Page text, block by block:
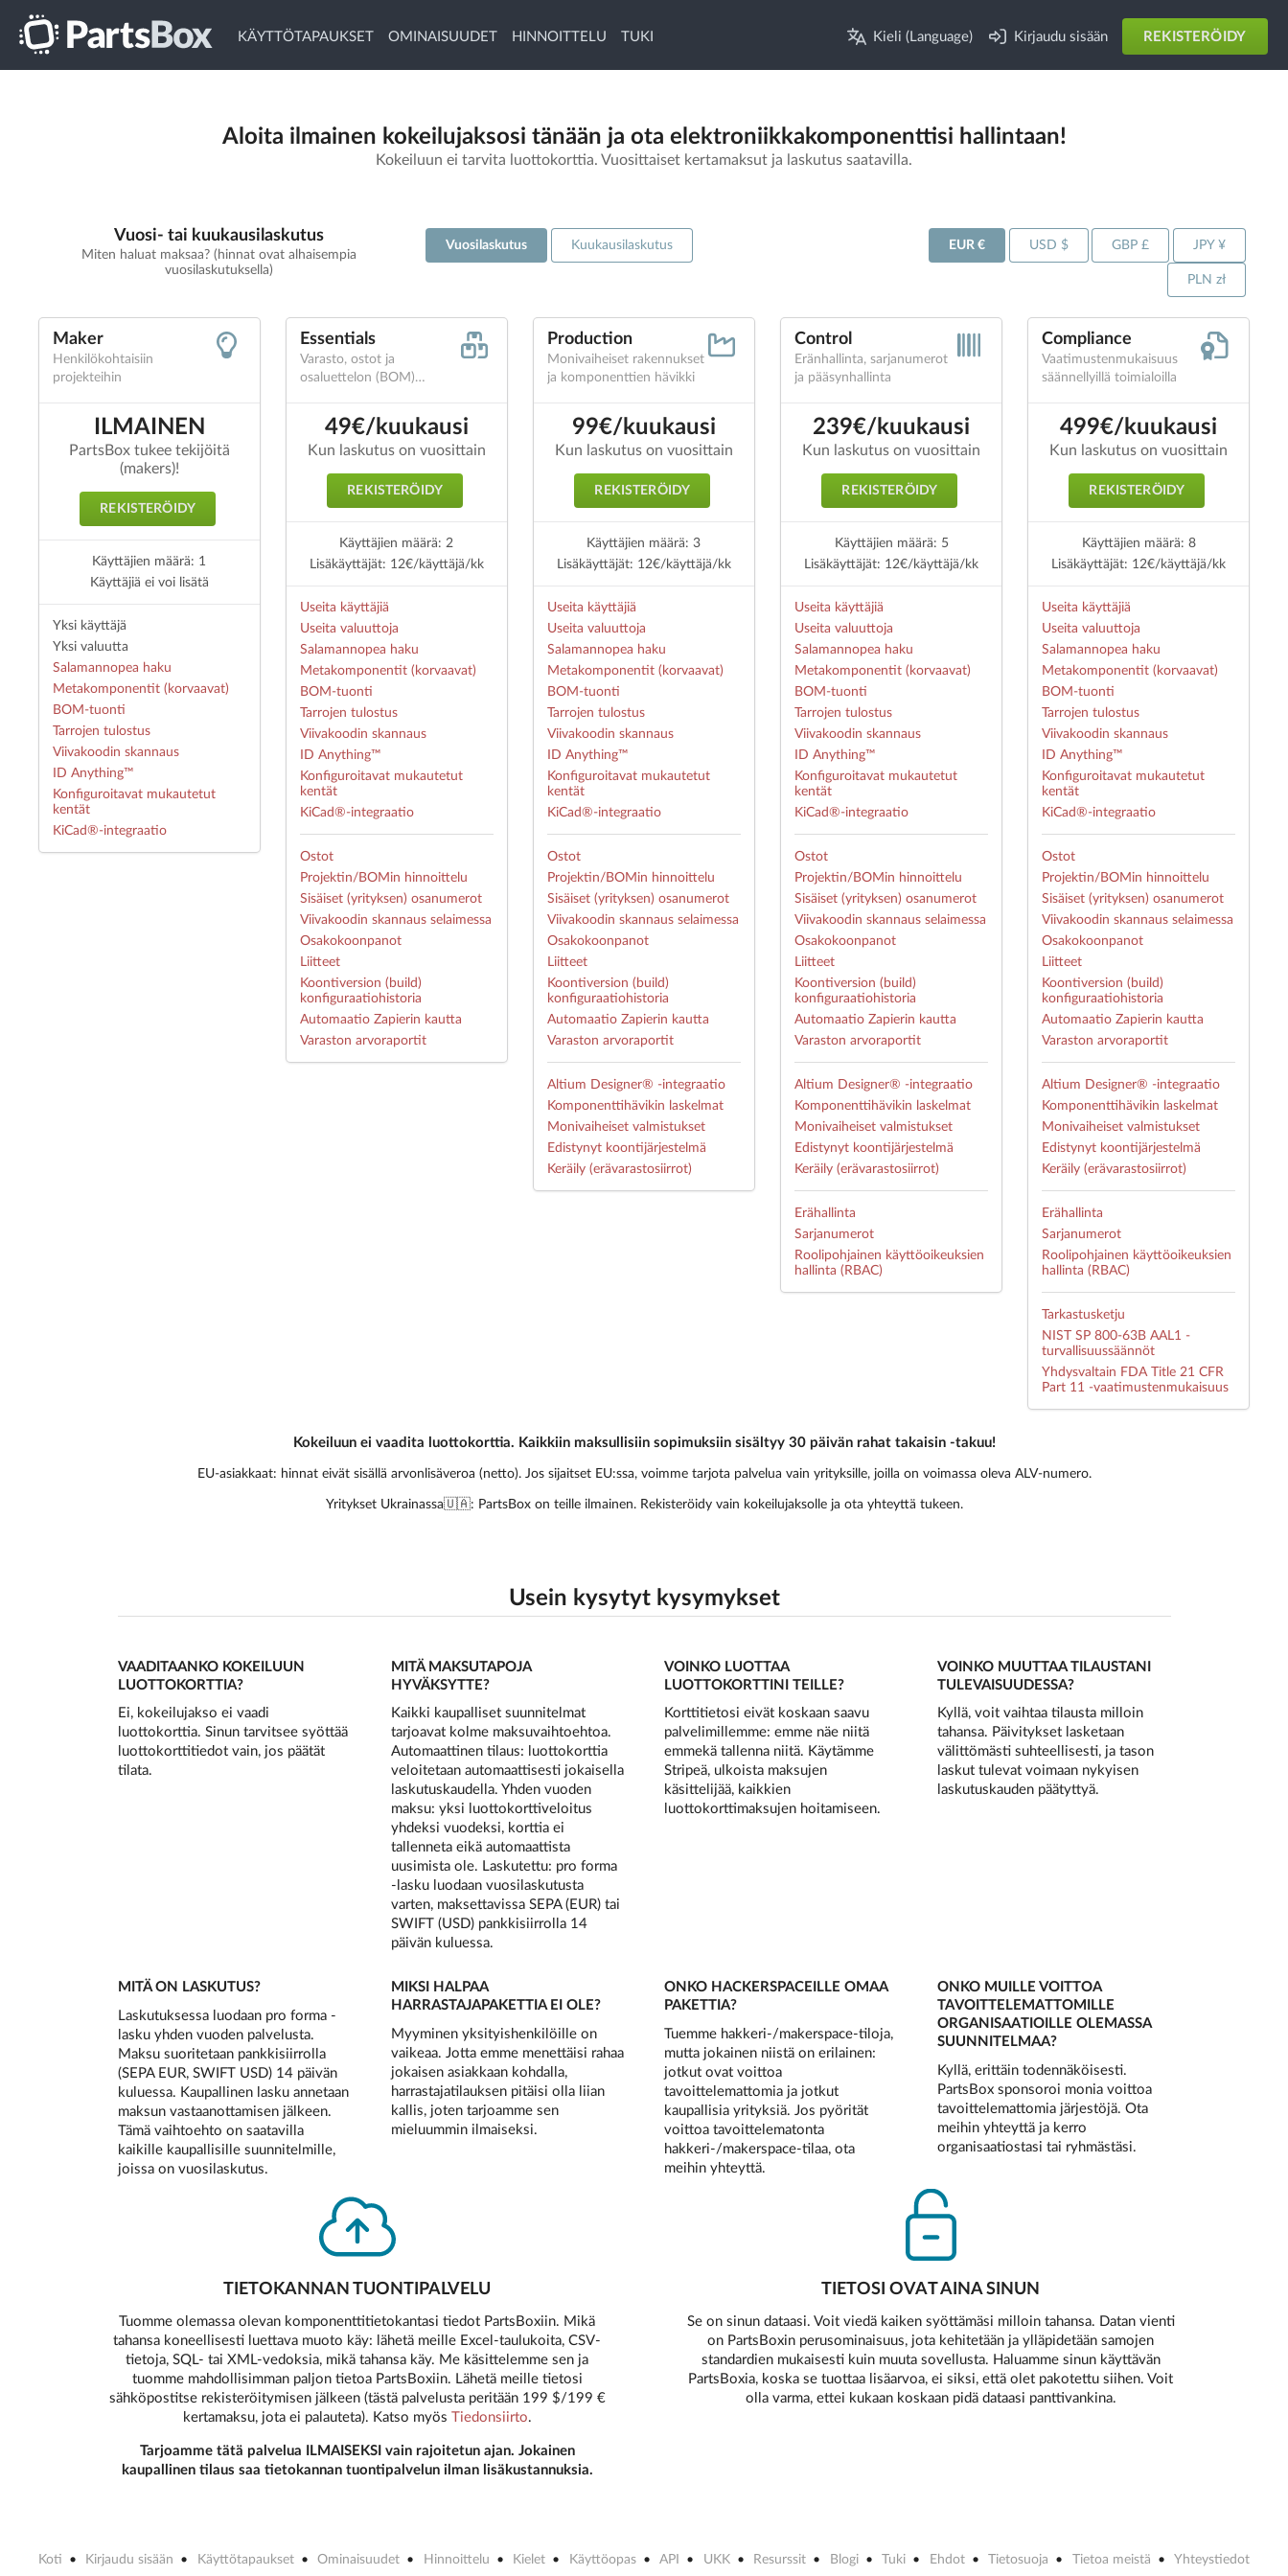
KÄYTTÖTAPAUKSET OMINAISUUDET HINNOITTELU TUKI Kieli (Language) Kirjaudu sisään REKISTERÖIDY
Aloita ilmainen kokeilujaksosi tänään ja ota elektroniikkakomponenttisi hallintaan!
Kokeiluun ei tarvita luottokorttia. Vuosittaiset kertamaksut ja laskutus saatavilla.
Vuosi- tai kuukausilaskutus
Miten haluat maksaa? (hinnat ovat alhaisempia
vuosilaskutuksella)
Vuosilaskutus Kuukausilaskutus EUR € USD $ GBP £ JPY ¥
PLN zł
Maker
Henkilökohtaisiin
projekteihin
ILMAINEN
PartsBox tukee tekijöitä
(makers)!
REKISTERÖIDY
Käyttäjien määrä: 1
Käyttäjiä ei voi lisätä
Yksi käyttäjä
Yksi valuutta
Salamannopea haku
Metakomponentit (korvaavat)
BOM-tuonti
Tarrojen tulostus
Viivakoodin skannaus
ID Anything™
Konfiguroitavat mukautetut
kentät
KiCad®-integraatio
Essentials
Varasto, ostot ja
osaluettelon (BOM)
49€/kuukausi
Kun laskutus on vuosittain
REKISTERÖIDY
Käyttäjien määrä: 2
Lisäkäyttäjät: 12€/käyttäjä/kk
Useita käyttäjiä
Useita valuuttoja
Salamannopea haku
Metakomponentit (korvaavat)
BOM-tuonti
Tarrojen tulostus
Viivakoodin skannaus
ID Anything™
Konfiguroitavat mukautetut
kentät
KiCad®-integraatio
Ostot
Projektin/BOMin hinnoittelu
Sisäiset (yrityksen) osanumerot
Viivakoodin skannaus selaimessa
Osakokoonpanot
Liitteet
Koontiversion (build)
konfiguraatiohistoria
Automaatio Zapierin kautta
Varaston arvoraportit
Production
Monivaiheiset rakennukset
ja komponenttien hävikki
99€/kuukausi
Kun laskutus on vuosittain
REKISTERÖIDY
Käyttäjien määrä: 3
Lisäkäyttäjät: 12€/käyttäjä/kk
Useita käyttäjiä
Useita valuuttoja
Salamannopea haku
Metakomponentit (korvaavat)
BOM-tuonti
Tarrojen tulostus
Viivakoodin skannaus
ID Anything™
Konfiguroitavat mukautetut
kentät
KiCad®-integraatio
Ostot
Projektin/BOMin hinnoittelu
Sisäiset (yrityksen) osanumerot
Viivakoodin skannaus selaimessa
Osakokoonpanot
Liitteet
Koontiversion (build)
konfiguraatiohistoria
Automaatio Zapierin kautta
Varaston arvoraportit
Altium Designer® -integraatio
Komponenttihävikin laskelmat
Monivaiheiset valmistukset
Edistynyt koontijärjestelmä
Keräily (erävarastosiirrot)
Control
Eränhallinta, sarjanumerot
ja pääsynhallinta
239€/kuukausi
Kun laskutus on vuosittain
REKISTERÖIDY
Käyttäjien määrä: 5
Lisäkäyttäjät: 12€/käyttäjä/kk
Useita käyttäjiä
Useita valuuttoja
Salamannopea haku
Metakomponentit (korvaavat)
BOM-tuonti
Tarrojen tulostus
Viivakoodin skannaus
ID Anything™
Konfiguroitavat mukautetut
kentät
KiCad®-integraatio
Ostot
Projektin/BOMin hinnoittelu
Sisäiset (yrityksen) osanumerot
Viivakoodin skannaus selaimessa
Osakokoonpanot
Liitteet
Koontiversion (build)
konfiguraatiohistoria
Automaatio Zapierin kautta
Varaston arvoraportit
Altium Designer® -integraatio
Komponenttihävikin laskelmat
Monivaiheiset valmistukset
Edistynyt koontijärjestelmä
Keräily (erävarastosiirrot)
Erähallinta
Sarjanumerot
Roolipohjainen käyttöoikeuksien
hallinta (RBAC)
Compliance
Vaatimustenmukaisuus
säännellyillä toimialoilla
499€/kuukausi
Kun laskutus on vuosittain
REKISTERÖIDY
Käyttäjien määrä: 8
Lisäkäyttäjät: 12€/käyttäjä/kk
Useita käyttäjiä
Useita valuuttoja
Salamannopea haku
Metakomponentit (korvaavat)
BOM-tuonti
Tarrojen tulostus
Viivakoodin skannaus
ID Anything™
Konfiguroitavat mukautetut
kentät
KiCad®-integraatio
Ostot
Projektin/BOMin hinnoittelu
Sisäiset (yrityksen) osanumerot
Viivakoodin skannaus selaimessa
Osakokoonpanot
Liitteet
Koontiversion (build)
konfiguraatiohistoria
Automaatio Zapierin kautta
Varaston arvoraportit
Altium Designer® -integraatio
Komponenttihävikin laskelmat
Monivaiheiset valmistukset
Edistynyt koontijärjestelmä
Keräily (erävarastosiirrot)
Erähallinta
Sarjanumerot
Roolipohjainen käyttöoikeuksien
hallinta (RBAC)
Tarkastusketju
NIST SP 800-63B AAL1 -
turvallisuussäännöt
Yhdysvaltain FDA Title 21 CFR
Part 11 -vaatimustenmukaisuus
Kokeiluun ei vaadita luottokorttia. Kaikkiin maksullisiin sopimuksiin sisältyy 30 päivän rahat takaisin -takuu!
EU-asiakkaat: hinnat eivät sisällä arvonlisäveroa (netto). Jos sijaitset EU:ssa, voimme tarjota palvelua vain yrityksille, joilla on voimassa oleva ALV-numero.
Yritykset Ukrainassa🇺🇦: PartsBox on teille ilmainen. Rekisteröidy vain kokeilujaksolle ja ota yhteyttä tukeen.
Usein kysytyt kysymykset
VAADITAANKO KOKEILUUN
LUOTTOKORTTIA?
Ei, kokeilujakso ei vaadi
luottokorttia. Sinun tarvitsee syöttää
luottokorttitiedot vain, jos päätät
tilata.
MITÄ MAKSUTAPOJA
HYVÄKSYTTE?
Kaikki kaupalliset suunnitelmat
tarjoavat kolme maksuvaihtoehtoa.
Automaattinen tilaus: luottokorttia
veloitetaan automaattisesti jokaisella
laskutuskaudella. Yhden vuoden
maksu: yksi luottokorttiveloitus
yhdeksi vuodeksi, korttia ei
tallenneta eikä automaattista
uusimista ole. Laskutettu: pro forma
-lasku luodaan vuosilaskutusta
varten, maksettavissa SEPA (EUR) tai
SWIFT (USD) pankkisiirrolla 14
päivän kuluessa.
VOINKO LUOTTAA
LUOTTOKORTTINI TEILLE?
Korttitietosi eivät koskaan saavu
palvelimillemme: emme näe niitä
emmekä tallenna niitä. Käytämme
Stripeä, ulkoista maksujen
käsittelijää, kaikkien
luottokorttimaksujen hoitamiseen.
VOINKO MUUTTAA TILAUSTANI
TULEVAISUUDESSA?
Kyllä, voit vaihtaa tilausta milloin
tahansa. Päivitykset lasketaan
välittömästi suhteellisesti, ja tason
laskut tulevat voimaan nykyisen
laskutuskauden päätyttyä.
MITÄ ON LASKUTUS?
Laskutuksessa luodaan pro forma -
lasku yhden vuoden palvelusta.
Maksu suoritetaan pankkisiirrolla
(SEPA EUR, SWIFT USD) 14 päivän
kuluessa. Kaupallinen lasku annetaan
maksun vastaanottamisen jälkeen.
Tämä vaihtoehto on saatavilla
kaikille kaupallisille suunnitelmille,
joissa on vuosilaskutus.
MIKSI HALPAA
HARRASTAJAPAKETTIA EI OLE?
Myyminen yksityishenkilöille on
vaikeaa. Jotta emme menettäisi rahaa
jokaisen asiakkaan kohdalla,
harrastajatilauksen pitäisi olla liian
kallis, joten tarjoamme sen
mieluummin ilmaiseksi.
ONKO HACKERSPACEILLE OMAA
PAKETTIA?
Tuemme hakkeri-/makerspace-tiloja,
mutta jokainen niistä on erilainen:
jotkut ovat voittoa
tavoittelemattomia ja jotkut
kaupallisia yrityksiä. Jos pyörität
voittoa tavoittelematonta
hakkeri-/makerspace-tilaa, ota
meihin yhteyttä.
ONKO MUILLE VOITTOA
TAVOITTELEMATTOMILLE
ORGANISAATIOILLE OLEMASSA
SUUNNITELMAA?
Kyllä, erittäin todennäköisesti.
PartsBox sponsoroi monia voittoa
tavoittelemattomia järjestöjä. Ota
meihin yhteyttä ja kerro
organisaatiostasi tai ryhmästäsi.
TIETOKANNAN TUONTIPALVELU
Tuomme olemassa olevan komponenttitietokantasi tiedot PartsBoxiin. Mikä
tahansa koneellisesti luettava muoto käy: lähetä meille Excel-taulukoita, CSV-
tietoja, SQL- tai XML-vedoksia, mikä tahansa käy. Me käsittelemme sen ja
tuomme mahdollisimman paljon tietoa PartsBoxiin. Lähetä meille tietosi
sähköpostitse rekisteröitymisen jälkeen (tästä palvelusta peritään 199 $/199 €
kertamaksu, jota ei palauteta). Katso myös Tiedonsiirto.
Tarjoamme tätä palvelua ILMAISEKSI vain rajoitetun ajan. Jokainen
kaupallinen tilaus saa tietokannan tuontipalvelun ilman lisäkustannuksia.
TIETOSI OVAT AINA SINUN
Se on sinun dataasi. Voit viedä kaiken syöttämäsi milloin tahansa. Datan vienti
on PartsBoxin perusominaisuus, jota kehitetään ja ylläpidetään samojen
standardien mukaisesti kuin muuta sovellusta. Haluamme sinun käyttävän
PartsBoxia, koska se tuottaa lisäarvoa, ei siksi, että olet pakotettu siihen. Voit
olla varma, ettei kukaan koskaan pidä dataasi panttivankina.
Koti Kirjaudu sisään Käyttötapaukset Ominaisuudet Hinnoittelu Kielet Käyttöopas API UKK Resurssit Blogi Tuki Ehdot Tietosuoja Tietoa meistä Yhteystiedot